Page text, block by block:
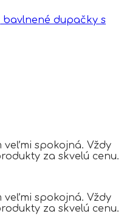
bavlnené dupačky s
veľmi spokojná. Vždy
za skvelú cenu.
veľmi spokojná. Vždy
za skvelú cenu.